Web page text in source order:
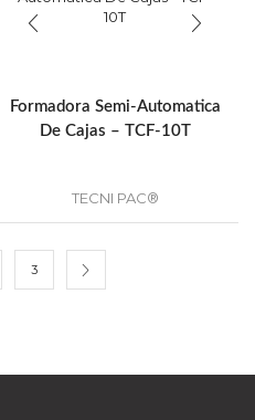
Formadora Semi-Automatica
De Cajas – TCF-10T
TECNI PAC®
3